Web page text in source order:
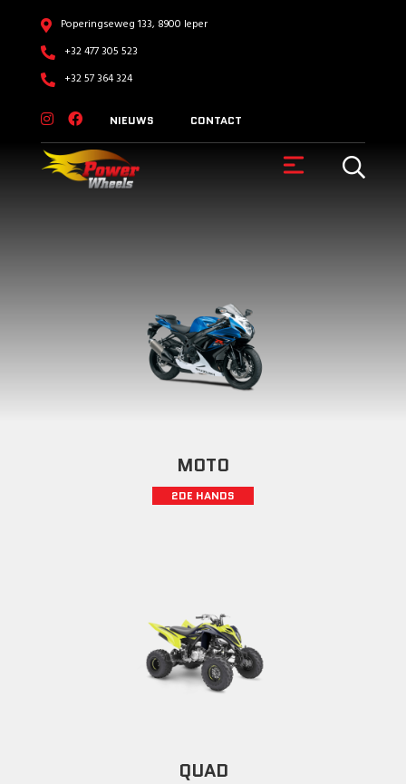
Poperingseweg 133, 8900 Ieper
+32 477 305 523
+32 57 364 324
NIEUWS CONTACT
MOTO
2DE HANDS
QUAD